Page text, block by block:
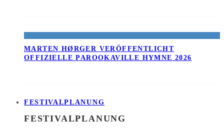
MARTEN HØRGER VERÖFFENTLICHT
OFFIZIELLE PAROOKAVILLE HYMNE 2026
FESTIVALPLANUNG
FESTIVALPLANUNG